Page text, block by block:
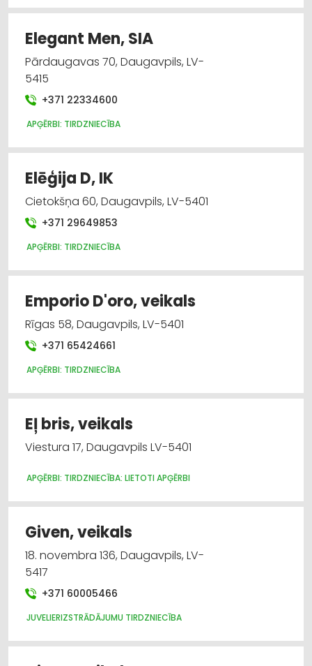
Elegant Men, SIA
Pārdaugavas 70, Daugavpils, LV-
5415
+371 22334600
APĢĒRBI: TIRDZNIECĪBA
Elēģija D, IK
Cietokšņa 60, Daugavpils, LV-5401
+371 29649853
APĢĒRBI: TIRDZNIECĪBA
Emporio D'oro, veikals
Rīgas 58, Daugavpils, LV-5401
+371 65424661
APĢĒRBI: TIRDZNIECĪBA
Eļ bris, veikals
Viestura 17, Daugavpils LV-5401
APĢĒRBI: TIRDZNIECĪBA: LIETOTI APĢĒRBI
Given, veikals
18. novembra 136, Daugavpils, LV-
5417
+371 60005466
JUVELIERIZSTRĀDĀJUMU TIRDZNIECĪBA